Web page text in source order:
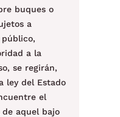
buques o
a
a la
se regirán,
ley del Estado
el
aquel bajo